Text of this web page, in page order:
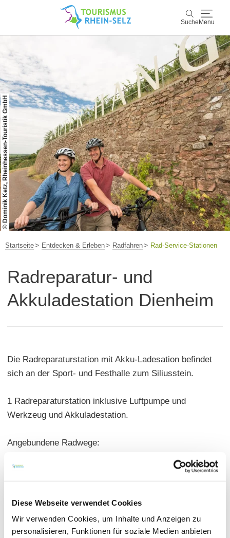
Diese Webseite verwendet Cookies
Wir verwenden Cookies, um Inhalte und Anzeigen zu
personalisieren, Funktionen für soziale Medien anbieten
Suche Menu
Suche
Entdecken & Erleben
Wein & Genuss
Kultur & Events
Buchen & Service
© Dominik Ketz, Rheinhessen-Touristik GmbH
Startseite Entdecken & Erleben Radfahren Rad-Service-Stationen
Radreparatur- und
Akkuladestation Dienheim
Die Radreparaturstation mit Akku-Ladesation befindet
sich an der Sport- und Festhalle zum Siliusstein.
1 Radreparaturstation inklusive Luftpumpe und
Werkzeug und Akkuladestation.
Angebundene Radwege:
Rheinradweg
-Rheinterrassenroute
-Kühkopftour